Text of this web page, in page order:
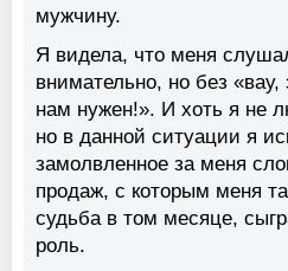
мужчину.
Я видела, что меня
внимательно, но без «вау,
нам нужен!». И хоть я не
но в данной ситуации я
замолвленное за меня
продаж, с которым меня
судьба в том месяце,
роль.